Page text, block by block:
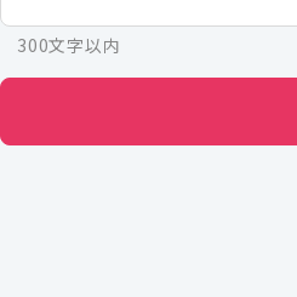
300文字以内